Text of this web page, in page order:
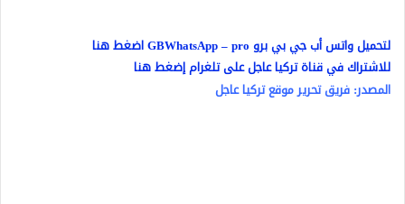
لتحميل واتس أب جي بي برو GBWhatsApp – pro اضغط هنا
للاشتراك في قناة تركيا عاجل على تلغرام إضغط هنا
المصدر: فريق تحرير موقع تركيا عاجل